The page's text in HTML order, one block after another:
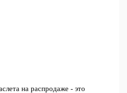
на распродаже - это